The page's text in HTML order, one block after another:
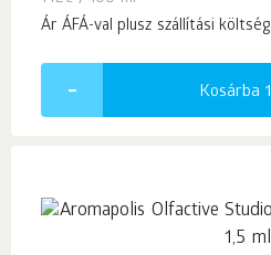
Ár ÁFÁ-val plusz szállítási költség
Kosárba 1